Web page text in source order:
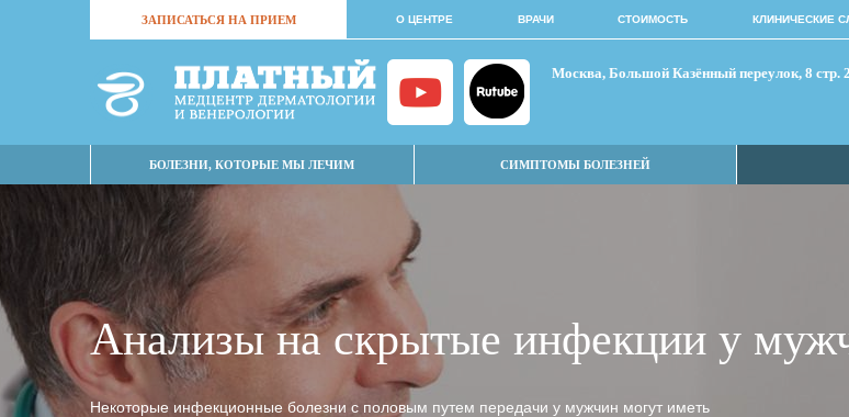
ЗАПИСАТЬСЯ НА ПРИЕМ О ЦЕНТРЕ ВРАЧИ СТОИМОСТЬ КЛИНИЧЕСКИЕ
Москва, Большой Казённый переулок, 8 стр. 2
БОЛЕЗНИ, КОТОРЫЕ МЫ ЛЕЧИМ СИМПТОМЫ БОЛЕЗНЕЙ
Анализы на скрытые инфекции у
Некоторые инфекционные болезни с половым путем передачи у мужчин могут иметь